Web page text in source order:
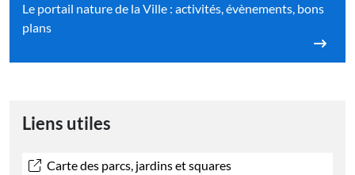
Le portail nature de la Ville : activités, évènements, bons
plans
Liens utiles
Carte des parcs, jardins et squares